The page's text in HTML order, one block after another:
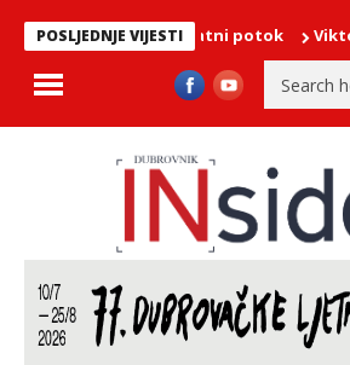
POSLJEDNJE VIJESTIViktor Daldon u